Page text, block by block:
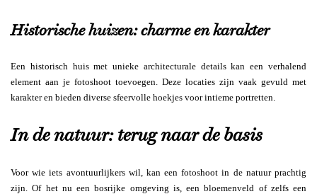
Historische huizen: charme en karakter
Een historisch huis met unieke architecturale details kan een verhalend
element aan je fotoshoot toevoegen. Deze locaties zijn vaak gevuld met
karakter en bieden diverse sfeervolle hoekjes voor intieme portretten.
In de natuur: terug naar de basis
Voor wie iets avontuurlijkers wil, kan een fotoshoot in de natuur prachtig
zijn. Of het nu een bosrijke omgeving is, een bloemenveld of zelfs een